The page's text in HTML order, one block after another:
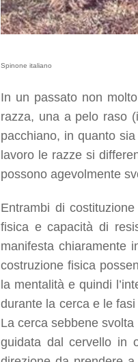
Spinone italiano
In un passato non
razza, una a pelo raso
pacchiano, in quanto
lavoro le razze si
possono agevolmente
Entrambi di
fisica e capacità di
manifesta chiaramente
costruzione fisica
la mentalità e quindi
durante la cerca e le
La cerca sebbene
guidata dal cervello in